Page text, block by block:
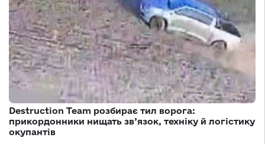
Destruction Team розбирає тил ворога:
прикордонники нищать зв’язок, техніку й логістику
окупантів